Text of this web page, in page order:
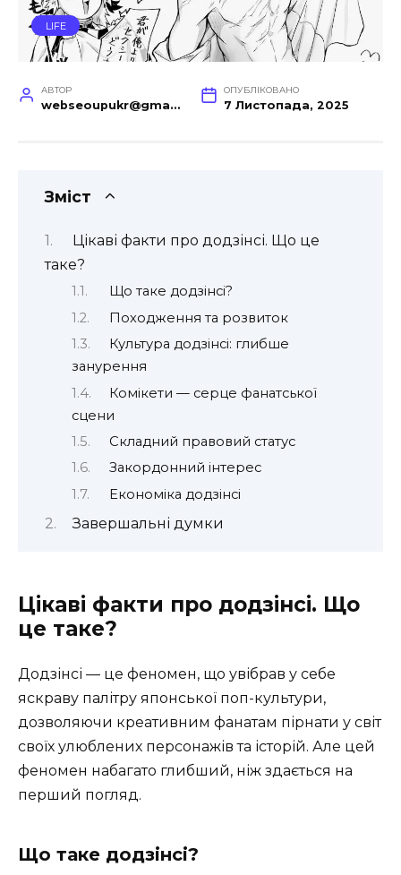
LIFE
АВТОР
webseoupukr@gmail.com
ОПУБЛІКОВАНО
7 Листопада, 2025
Зміст
Цікаві факти про додзінсі. Що це
таке?
Що таке додзінсі?
Походження та розвиток
Культура додзінсі: глибше
занурення
Комікети — серце фанатської
сцени
Складний правовий статус
Закордонний інтерес
Економіка додзінсі
Завершальні думки
Цікаві факти про додзінсі. Що
це таке?
Додзінсі — це феномен, що увібрав у себе
яскраву палітру японської поп-культури,
дозволяючи креативним фанатам пірнати у світ
своїх улюблених персонажів та історій. Але цей
феномен набагато глибший, ніж здається на
перший погляд.
Що таке додзінсі?